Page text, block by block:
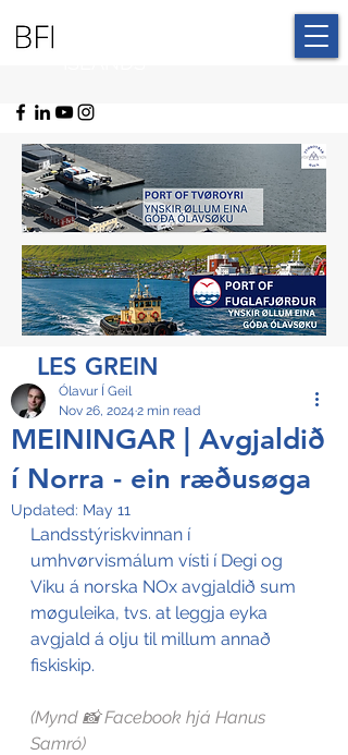
LES GREIN
MEININGAR | Avgjaldið
í Norra - ein ræðusøga
Ólavur Í Geil
Nov 26, 2024 2 min read
Updated: May 11
Landsstýriskvinnan í
umhvørvismálum vísti í Degi og
Viku á norska NOx avgjaldið sum
møguleika, tvs. at leggja eyka
avgjald á olju til millum annað
fiskiskip.
(Mynd 📸 Facebook hjá Hanus
Samró)